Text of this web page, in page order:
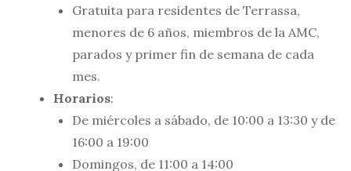
Gratuita para residentes de Terrassa,
menores de 6 años, miembros de la AMC,
parados y primer fin de semana de cada
mes.
Horarios:
De miércoles a sábado, de 10:00 a 13:30 y de
16:00 a 19:00
Domingos, de 11:00 a 14:00